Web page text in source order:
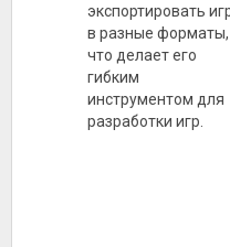
экспортировать
в разные форматы,
что делает его
гибким
инструментом для
разработки игр.